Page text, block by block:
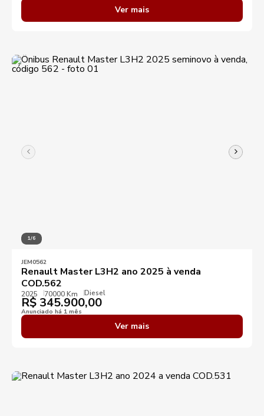
Ver mais
1/6
JEM0562
Renault Master L3H2 ano 2025 à venda
COD.562
2025 70000 Km Diesel
R$ 345.900,00
Anunciado há 1 mês
Ver mais